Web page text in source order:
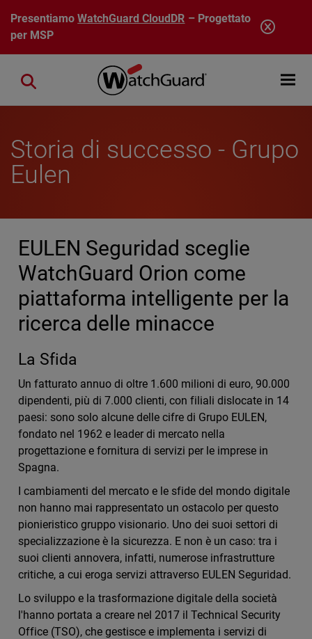
Salta al contenuto principale
PresentiamoWatchGuard CloudDR – Progettato
per MSP
Open
Close search
Storia di successo - Grupo
Eulen
EULEN Seguridad sceglie
WatchGuard Orion come
piattaforma intelligente per la
ricerca delle minacce
La Sfida
Un fatturato annuo di oltre 1.600 milioni di euro, 90.000
dipendenti, più di 7.000 clienti, con filiali dislocate in 14
paesi: sono solo alcune delle cifre di Grupo EULEN,
fondato nel 1962 e leader di mercato nella
progettazione e fornitura di servizi per le imprese in
Spagna.
I cambiamenti del mercato e le sfide del mondo digitale
non hanno mai rappresentato un ostacolo per questo
pionieristico gruppo visionario. Uno dei suoi settori di
specializzazione è la sicurezza. E non è un caso: tra i
suoi clienti annovera, infatti, numerose infrastrutture
critiche, a cui eroga servizi attraverso EULEN Seguridad.
Lo sviluppo e la trasformazione digitale della società
l'hanno portata a creare nel 2017 il Technical Security
Office (TSO), che gestisce e implementa i servizi di